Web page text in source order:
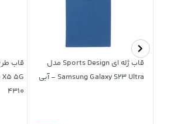
قاب ژله ای Sports Design مدل
Samsung Galaxy S23 Ultra - آبی
4310